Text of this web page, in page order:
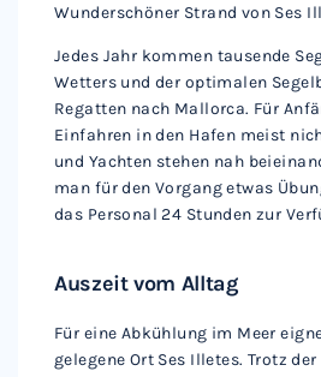
Wunderschöner Strand von Ses
Jedes Jahr kommen tausende
Wetters und der optimalen
Regatten nach Mallorca. Für
Einfahren in den Hafen meist
und Yachten stehen nah
man für den Vorgang etwas
das Personal 24 Stunden zur
Auszeit vom Alltag
Für eine Abkühlung im Meer
gelegene Ort Ses Illetes. Trotz